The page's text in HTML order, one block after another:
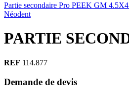
Partie secondaire Pro PEEK GM
Néodent
PARTIE
REF 114.877
Demande de devis